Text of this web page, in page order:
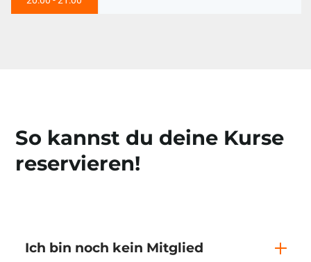
So kannst du deine Kurse
reservieren!
Ich bin noch kein Mitglied